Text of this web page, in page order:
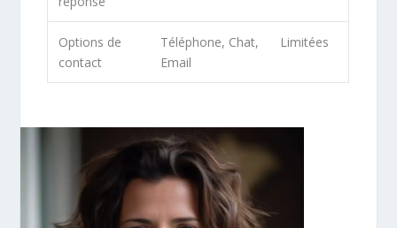
Options de
contact
Téléphone, Chat,
Email
Limitées